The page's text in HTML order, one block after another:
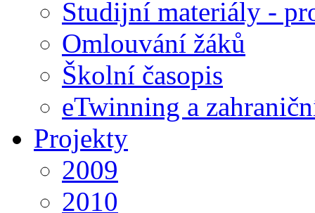
Studijní materiály -
Omlouvání žáků
Školní časopis
eTwinning a
Projekty
2009
2010